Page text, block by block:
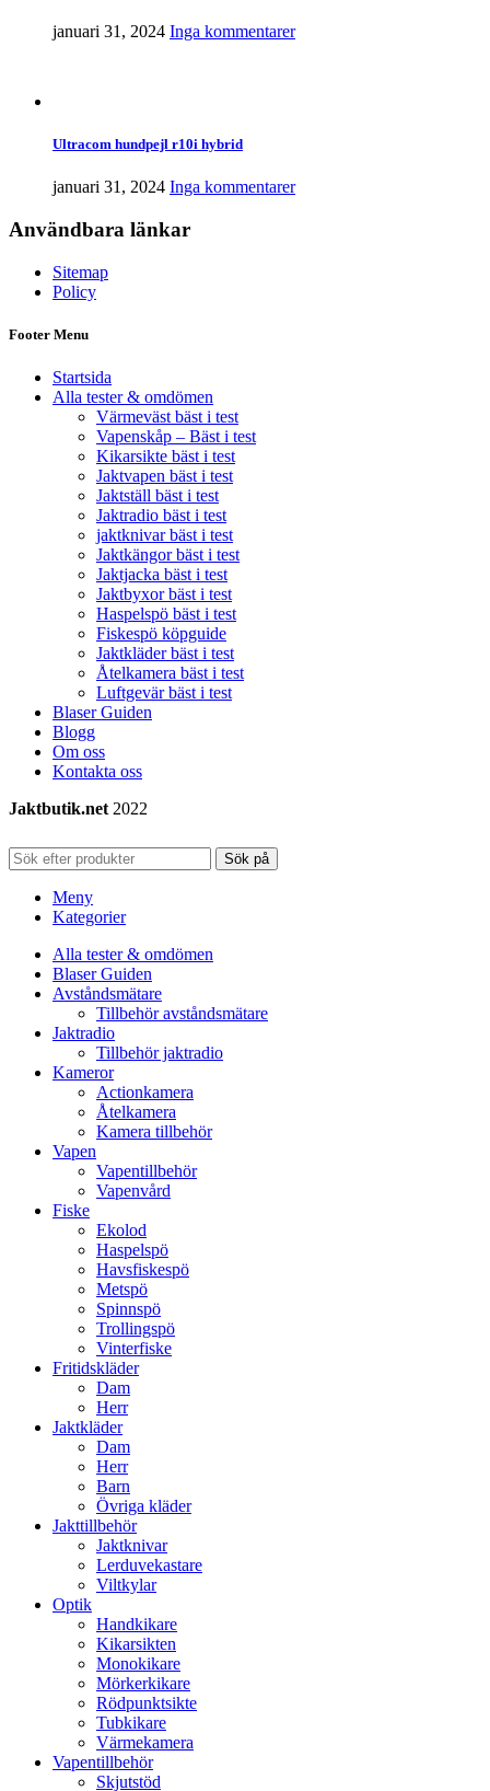
januari 31, 2024 Inga kommentarer
Ultracom hundpejl r10i hybrid
januari 31, 2024 Inga kommentarer
Användbara länkar
Sitemap
Policy
Footer Menu
Startsida
Alla tester & omdömen
Värmeväst bäst i test
Vapenskåp – Bäst i test
Kikarsikte bäst i test
Jaktvapen bäst i test
Jaktställ bäst i test
Jaktradio bäst i test
jaktknivar bäst i test
Jaktkängor bäst i test
Jaktjacka bäst i test
Jaktbyxor bäst i test
Haspelspö bäst i test
Fiskespö köpguide
Jaktkläder bäst i test
Åtelkamera bäst i test
Luftgevär bäst i test
Blaser Guiden
Blogg
Om oss
Kontakta oss
Jaktbutik.net 2022
Sök på
Meny
Kategorier
Alla tester & omdömen
Blaser Guiden
Avståndsmätare
Tillbehör avståndsmätare
Jaktradio
Tillbehör jaktradio
Kameror
Actionkamera
Åtelkamera
Kamera tillbehör
Vapen
Vapentillbehör
Vapenvård
Fiske
Ekolod
Haspelspö
Havsfiskespö
Metspö
Spinnspö
Trollingspö
Vinterfiske
Fritidskläder
Dam
Herr
Jaktkläder
Dam
Herr
Barn
Övriga kläder
Jakttillbehör
Jaktknivar
Lerduvekastare
Viltkylar
Optik
Handkikare
Kikarsikten
Monokikare
Mörkerkikare
Rödpunktsikte
Tubkikare
Värmekamera
Vapentillbehör
Skjutstöd